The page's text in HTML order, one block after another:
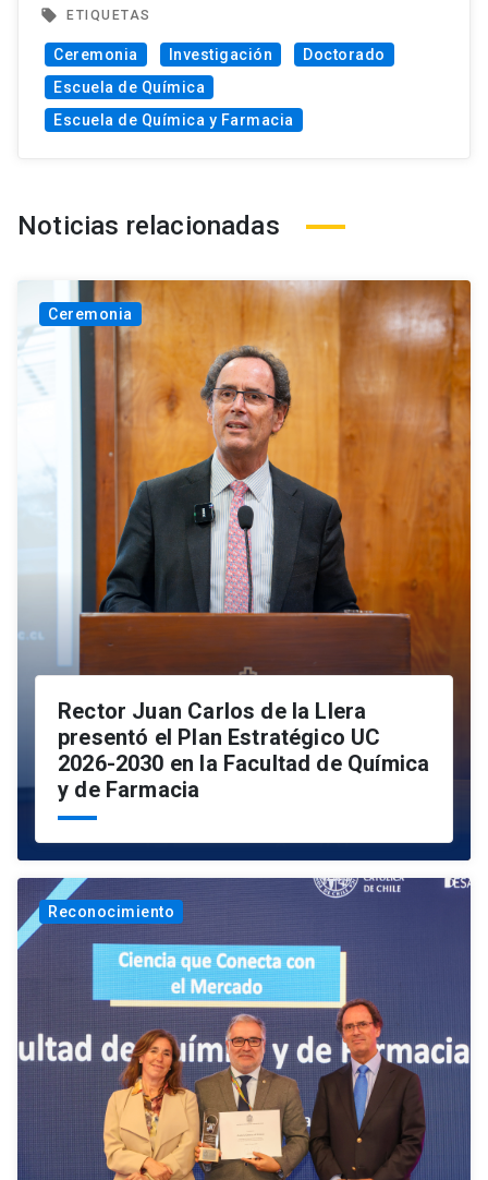
local_offer ETIQUETAS
Ceremonia Investigación
Doctorado
Escuela de Química
Escuela de Química y Farmacia
Noticias relacionadas
Ceremonia
Rector Juan Carlos de la Llera
presentó el Plan Estratégico UC
2026-2030 en la Facultad de Química
y de Farmacia
Reconocimiento